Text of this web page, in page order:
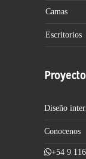
Camas
Escritorios
Diseño
Conocenos
+54 9